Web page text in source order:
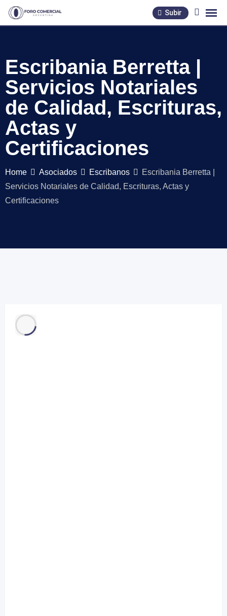
Skip
Subir
Escribania Berretta |
Servicios Notariales
de Calidad, Escrituras,
Actas y
Certificaciones
Home Asociados Escribanos
Escribania Berretta |
Servicios Notariales de Calidad, Escrituras, Actas y
Certificaciones